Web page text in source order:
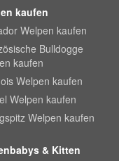
kaufen
Welpen kaufen
Bulldogge
kaufen
Welpen kaufen
Welpen kaufen
Welpen kaufen
& Kitten